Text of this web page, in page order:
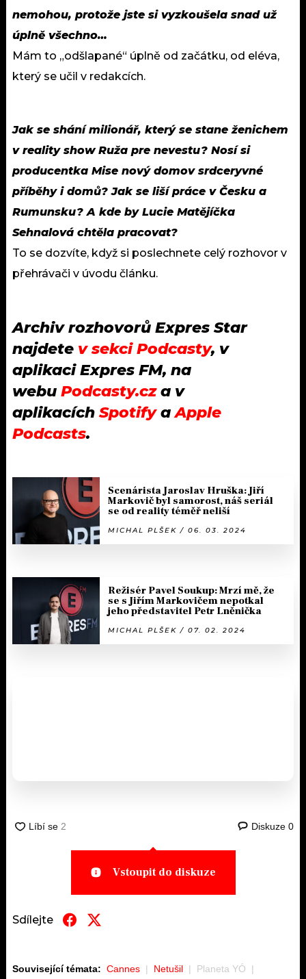
nemohou, protože jste si vyzkoušela snad už
úplně všechno…
Mám to „odšlapané“ úplně od začátku, od eléva,
který se učil v redakcích.
Jak se shání milionář, který se stane ženichem
v reality show Ruža pre nevestu? Nosí si
producentka Mise nový domov srdceryvné
příběhy i domů? Jak se liší práce v Česku a
Rumunsku? A kde by Lucie Matějíčka
Sehnalová chtěla pracovat?
To se dozvíte, když si poslechnete celý rozhovor v
přehrávači v úvodu článku.
Archiv rozhovorů Expres Star
najdete v sekci Podcasty, v
aplikaci Expres FM, na
webu Podcasty.cza v
aplikacíchSpotifyaApple
Podcasts.
Scenárista Jaroslav Hruška: Jiří
Markovič byl samorost, náš seriál
se od reality téměř neliší
MICHAL PLŠEK / 06. 03. 2024
Režisér Pavel Soukup: Mrzí mě, že
se s Jiřím Markovičem nepotkal
jeho představitel Petr Lněnička
MICHAL PLŠEK / 07. 02. 2024
Diskuze 0
Vstoupit do diskuze
Sdílejte
Související témata: Cannes Netušil Planeta YÓ